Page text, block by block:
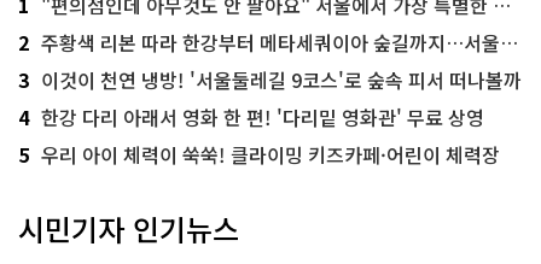
2 주황색 리본 따라 한강부터 메타세쿼이아 숲길까지…서울둘레길 15코스
3 이것이 천연 냉방! '서울둘레길 9코스'로 숲속 피서 떠나볼까
4 한강 다리 아래서 영화 한 편! '다리밑 영화관' 무료 상영
5 우리 아이 체력이 쑥쑥! 클라이밍 키즈카페·어린이 체력장
시민기자 인기뉴스